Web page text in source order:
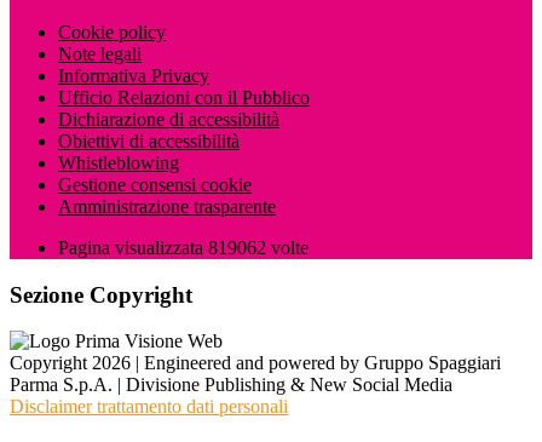
Cookie policy
Note legali
Informativa Privacy
Ufficio Relazioni con il Pubblico
Dichiarazione di accessibilità
Obiettivi di accessibilità
Whistleblowing
Gestione consensi cookie
Amministrazione trasparente
Pagina visualizzata 819062 volte
Sezione Copyright
Copyright 2026 | Engineered and powered by Gruppo Spaggiari
Parma S.p.A. | Divisione Publishing & New Social Media
Disclaimer trattamento dati personali